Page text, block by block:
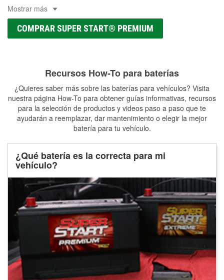
Mostrar más
COMPRAR SUPER START® PREMIUM
Recursos How-To para baterías
¿Quieres saber más sobre las baterías para vehículos? Visita
nuestra página How-To para obtener guías informativas, recursos
para la selección de productos y videos paso a paso que te
ayudarán a reemplazar, dar mantenimiento o elegir la mejor
batería para tu vehículo.
¿Qué batería es la correcta para mi
vehículo?